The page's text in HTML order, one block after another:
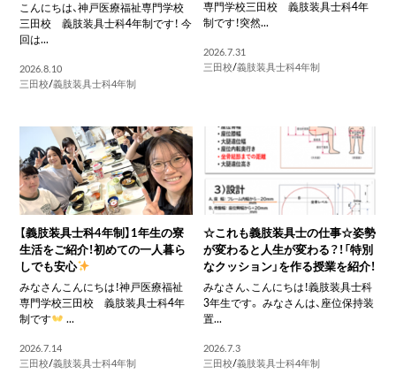
こんにちは、神戸医療福祉専門学校
三田校 義肢装具士科4年制です！ 今
回は...
2026.8.10
三田校/義肢装具士科4年制
専門学校三田校 義肢装具士科4年
制です！突然...
2026.7.31
三田校/義肢装具士科4年制
【義肢装具士科4年制】1年生の寮
生活をご紹介！初めての一人暮ら
しでも安心
みなさんこんにちは！神戸医療福祉
専門学校三田校 義肢装具士科4年
制です
...
2026.7.14
三田校/義肢装具士科4年制
☆これも義肢装具士の仕事☆姿勢
が変わると人生が変わる？！「特別
なクッション」を作る授業を紹介！
みなさん、こんにちは！義肢装具士科
3年生です。 みなさんは、座位保持装
置...
2026.7.3
三田校/義肢装具士科4年制